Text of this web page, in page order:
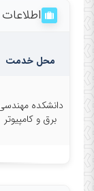
محل خدمت
دانشکده
برق و کامپیوتر